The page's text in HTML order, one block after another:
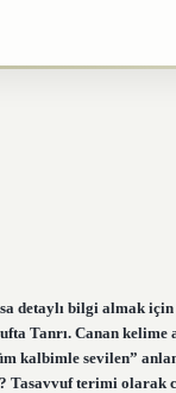
detaylı bilgi almak
Tanrı. Canan kelime
kalbimle sevilen”
Tasavvuf terimi olarak